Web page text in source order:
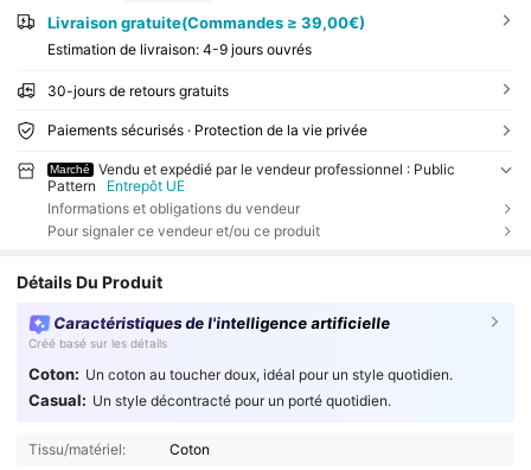
Livraison gratuite(Commandes ≥ 39,00€)
Estimation de livraison: 4-9 jours ouvrés
30-jours de retours gratuits
Paiements sécurisés · Protection de la vie privée
Marché
Vendu et expédié par le vendeur professionnel : Public
Pattern
Entrepôt UE
Informations et obligations du vendeur
Pour signaler ce vendeur et/ou ce produit
Détails Du Produit
Caractéristiques de l'intelligence artificielle
Créé basé sur les détails
Coton: Un coton au toucher doux, idéal pour un style quotidien.
Casual: Un style décontracté pour un porté quotidien.
Tissu/matériel: Coton